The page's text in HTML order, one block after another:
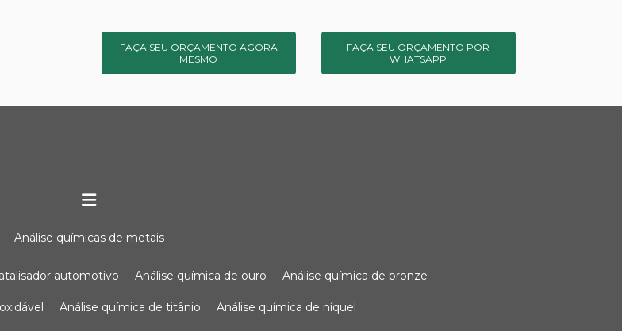
FAÇA SEU ORÇAMENTO AGORA
MESMO
FAÇA SEU ORÇAMENTO POR
WHATSAPP
análise químicas de metais
automotivo análise química de ouro análise química de bronze
análise química de titânio análise química de níquel